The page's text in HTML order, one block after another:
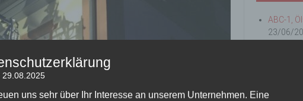
ABC-1,
23/06/
TH 2
20/06/
29.08.2025
uns sehr über Ihr Interesse an unserem Unternehmen. Eine